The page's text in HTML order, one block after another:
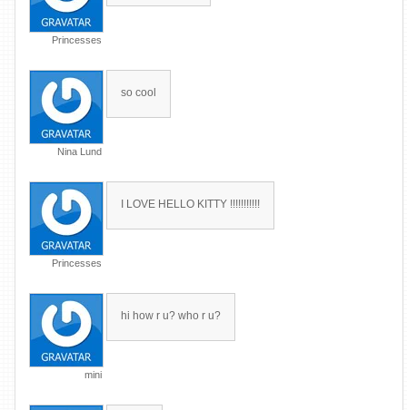
Princesses
Nina Lund
so cool
Princesses
I LOVE HELLO KITTY !!!!!!!!!!!
mini
hi how r u? who r u?